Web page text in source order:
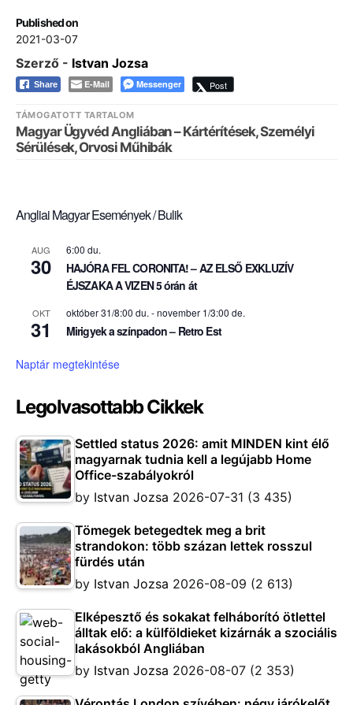
Published on
2021-03-07
Szerző - Istvan Jozsa
Share E-Mail Messenger Post
TÁMOGATOTT TARTALOM
Magyar Ügyvéd Angliában – Kártérítések, Személyi
Sérülések, Orvosi Műhibák
Angliai Magyar Események / Bulik
AUG
30
6:00 du.
HAJÓRA FEL CORONITA! – AZ ELSŐ EXKLUZÍV
ÉJSZAKA A VIZEN 5 órán át
OKT
31
október 31/8:00 du. -november 1/3:00 de.
Mirigyek a színpadon – Retro Est
Naptár megtekintése
Legolvasottabb Cikkek
Settled status 2026: amit MINDEN kint élő
magyarnak tudnia kell a legújabb Home
Office-szabályokról
by Istvan Jozsa 2026-07-31 (3 435)
Tömegek betegedtek meg a brit
strandokon: több százan lettek rosszul
fürdés után
by Istvan Jozsa 2026-08-09 (2 613)
Elképesztő és sokakat felháborító ötlettel
álltak elő: a külföldieket kizárnák a szociális
lakásokból Angliában
by Istvan Jozsa 2026-08-07 (2 353)